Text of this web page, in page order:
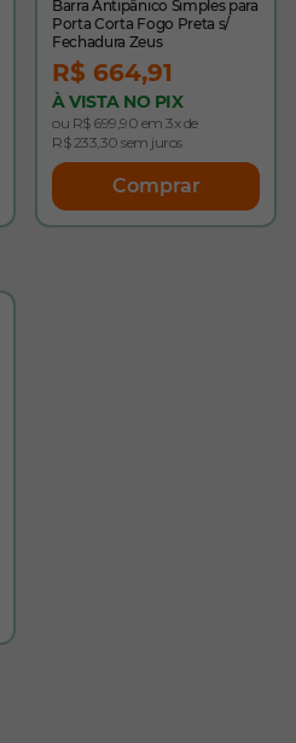
Barra Antipânico Simples para
Porta Corta Fogo Preta s/
Fechadura Zeus
R$ 664,91
À VISTA NO PIX
ou R$ 699,90 em 3x de
R$ 233,30 sem juros
Comprar